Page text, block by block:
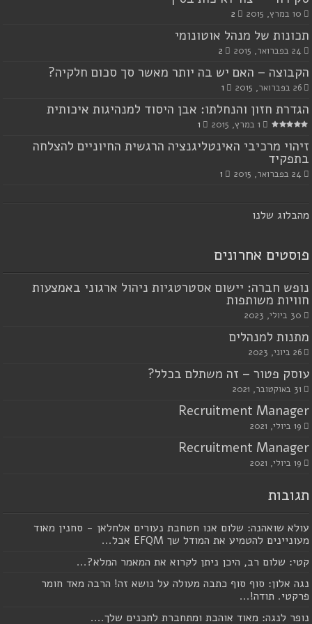
10 במרץ, 2015 2
תכונות של מנהל אוטונומי
24 בפברואר, 2015 2
הקבוצה – האם יש בה יותר מאשר סך סכום חלקיה?
26 בפברואר, 2015 1
הגדרת חזון והנחלתו: אבן היסוד למנהיגות איכותית
1 במרץ, 2015 1
זיהוי מרכיבי האינטליגנציה הרגשית החיוניים להצלחה
בתפקיד
24 בפברואר, 2015 1
מהבלוג שלנו
פוסטים אחרונים
נופש חברה: יישום אסטרטגיות ניהול ארגוני באמצעות
חוויות משותפות
30 ביולי, 2023
מתנות למנהלים
26 ביוני, 2023
עוסק פטור – זה משתלם בכלל?
31 באוקטובר, 2021
Recruitment Manager
19 ביולי, 2021
Recruitment Manager
19 ביולי, 2021
תגובות
עולא שואהנה: שלום אנו חטחבת נעורים אלחלאן - סחנין מאוד
מעוניינים להטמיע את המודל שך EFQM אבל...
קטי: שלום רב, היכן ניתן לקרוא את המאמר המלא?...
נגה אלון: סוף סוף כתבה מעולה על נושא זה! הרבה מאד חומר
פרקטי. תודה!...
נופר לנגה: מאוד אוהבת ומתחברת לתכנים שלך....